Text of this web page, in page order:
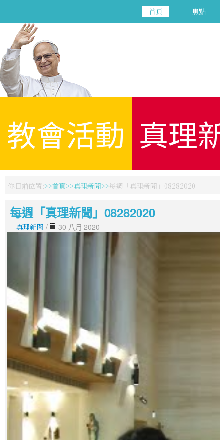
首頁 焦點
教會活動 真理
你目前位置: 首頁 真理新聞 每週「真理新聞」08282020
每週「真理新聞」08282020
真理新聞 / 30 八月 2020